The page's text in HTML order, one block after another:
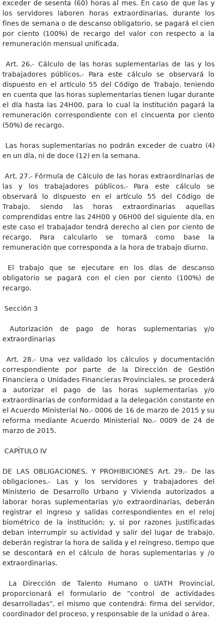
exceder de sesenta (60) horas al mes. En caso de que las y
los servidores laboren horas extraordinarias, durante los
fines de semana o de descanso obligatorio, se pagará el cien
por ciento (100%) de recargo del valor con respecto a la
remuneración mensual unificada.
Art. 26.- Cálculo de las horas suplementarias de las y los
trabajadores públicos.- Para este cálculo se observará lo
dispuesto en el artículo 55 del Código de Trabajo, teniendo
en cuenta que las horas suplementarias tienen lugar durante
el día hasta las 24H00, para lo cual la institución pagará la
remuneración correspondiente con el cincuenta por ciento
(50%) de recargo.
Las horas suplementarias no podrán exceder de cuatro (4)
en un día, ni de doce (12) en la semana.
Art. 27.- Fórmula de Cálculo de las horas extraordinarias de
las y los trabajadores públicos.- Para este cálculo se
observará lo dispuesto en el artículo 55 del Código de
Trabajo, siendo las horas extraordinarias aquellas
comprendidas entre las 24H00 y 06H00 del siguiente día, en
este caso el trabajador tendrá derecho al cien por ciento de
recargo. Para calcularlo se tomará como base la
remuneración que corresponda a la hora de trabajo diurno.
El trabajo que se ejecutare en los días de descanso
obligatorio se pagará con el cien por ciento (100%) de
recargo.
Sección 3
Autorización de pago de horas suplementarias y/o
extraordinarias
Art. 28.- Una vez validado los cálculos y documentación
correspondiente por parte de la Dirección de Gestión
Financiera o Unidades Financieras Provinciales, se procederá
a autorizar el pago de las horas suplementarias y/o
extraordinarias de conformidad a la delegación constante en
el Acuerdo Ministerial No.- 0006 de 16 de marzo de 2015 y su
reforma mediante Acuerdo Ministerial No.- 0009 de 24 de
marzo de 2015.
CAPÍTULO IV
DE LAS OBLIGACIONES, Y PROHIBICIONES Art. 29.- De las
obligaciones.- Las y los servidores y trabajadores del
Ministerio de Desarrollo Urbano y Vivienda autorizados a
laborar horas suplementarias y/o extraordinarias, deberán
registrar el ingreso y salidas correspondientes en el reloj
biométrico de la institución; y, si por razones justificadas
deban interrumpir su actividad y salir del lugar de trabajo,
deberán registrar la hora de salida y el reingreso, tiempo que
se descontará en el cálculo de horas suplementarias y /o
extraordinarias.
La Dirección de Talento Humano o UATH Provincial,
proporcionará el formulario de “control de actividades
desarrolladas”, el mismo que contendrá: firma del servidor,
coordinador del proceso, y responsable de la unidad o área.